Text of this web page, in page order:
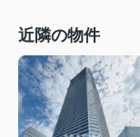
近隣の物件